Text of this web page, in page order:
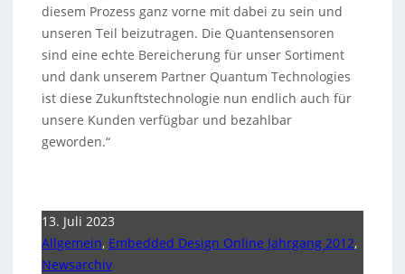
diesem Prozess ganz vorne mit dabei zu sein und
unseren Teil beizutragen. Die Quantensensoren
sind eine echte Bereicherung für unser Sortiment
und dank unserem Partner Quantum Technologies
ist diese Zukunftstechnologie nun endlich auch für
unsere Kunden verfügbar und bezahlbar
geworden.“
13. Juli 2023
Allgemein, Embedded Design Online Jahrgang 2012,
Newsarchiv